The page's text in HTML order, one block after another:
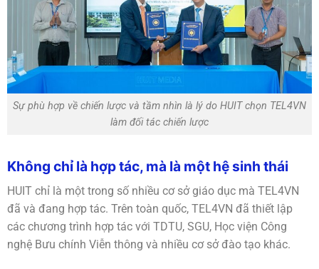
Sự phù hợp về chiến lược và tầm nhìn là lý do HUIT chọn TEL4VN
làm đối tác chiến lược
Không chỉ là hợp tác, mà là một hệ sinh thái
HUIT chỉ là một trong số nhiều cơ sở giáo dục mà TEL4VN
đã và đang hợp tác. Trên toàn quốc, TEL4VN đã thiết lập
các chương trình hợp tác với TDTU, SGU, Học viện Công
nghệ Bưu chính Viễn thông và nhiều cơ sở đào tạo khác.